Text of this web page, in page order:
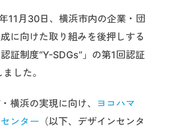
11月30日、横浜市内の企業・団
に向けた取り組みを後押しする
認証制度“Y-SDGs”」の第1回認証
した。
横浜の実現に向け、 ヨコハマ
ンター （以下、デザインセンタ